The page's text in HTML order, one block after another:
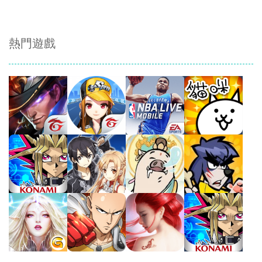
熱門遊戲
Play Play Play Play
Play Play Play Play